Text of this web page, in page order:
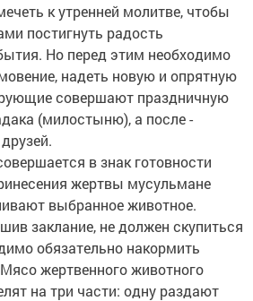
к утренней молитве, чтобы
постигнуть радость
Но перед этим необходимо
надеть новую и опрятную
совершают праздничную
(милостыню), а после -
в знак готовности
жертвы мусульмане
выбранное животное.
заклание, не должен скупиться
обязательно накормить
жертвенного животного
на три части: одну раздают